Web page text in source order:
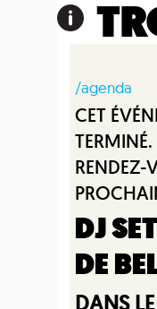
/agenda
CET
TERMINÉ.
RENDEZ-
DJ
DE
DANS